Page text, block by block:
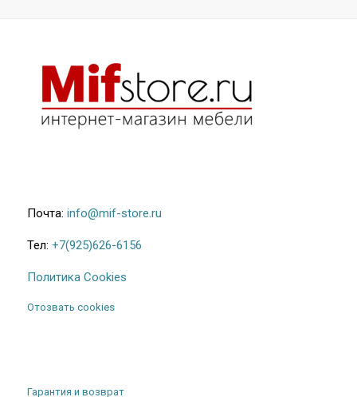
Почта: info@mif-store.ru
Тел: +7(925)626-6156
Политика Cookies
Отозвать cookies
Гарантия и возврат